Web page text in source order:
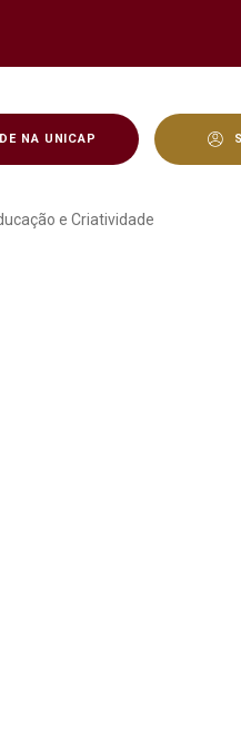
NA UNICAP
e Criatividade